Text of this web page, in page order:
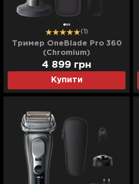
(1)
Тример OneBlade Pro 360
(Chromium)
Купити
4 899 грн